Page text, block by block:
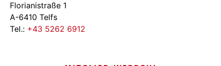
Florianistraße 1
A-6410 Telfs
Tel.: +43 5262 6912